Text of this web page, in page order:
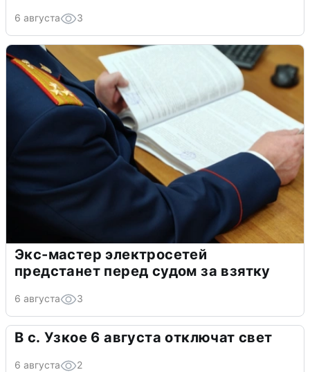
6 августа 3
Экс-мастер электросетей
предстанет перед судом за взятку
6 августа 3
В с. Узкое 6 августа отключат свет
6 августа 2